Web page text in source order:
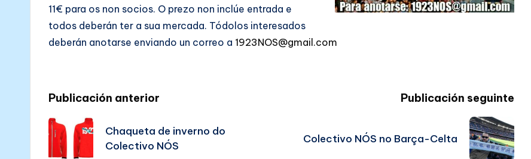
11€ para os non socios. O prezo non inclúe entrada e
todos deberán ter a sua mercada. Tódolos interesados
deberán anotarse enviando un correo a 1923NOS@gmail.com
Post
navigation
Publicación anterior
Chaqueta de inverno do
Colectivo NÓS
Publicación seguinte
Colectivo NÓS no Barça-Celta